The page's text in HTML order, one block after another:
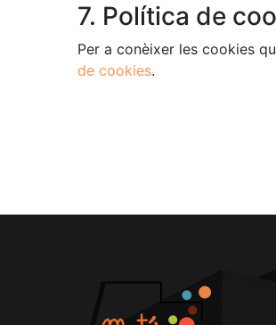
7. Política de
Per a conèixer les cookies
de cookies.